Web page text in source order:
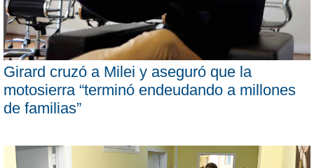
Girard cruzó a Milei y aseguró que la
motosierra “terminó endeudando a millones
de familias”